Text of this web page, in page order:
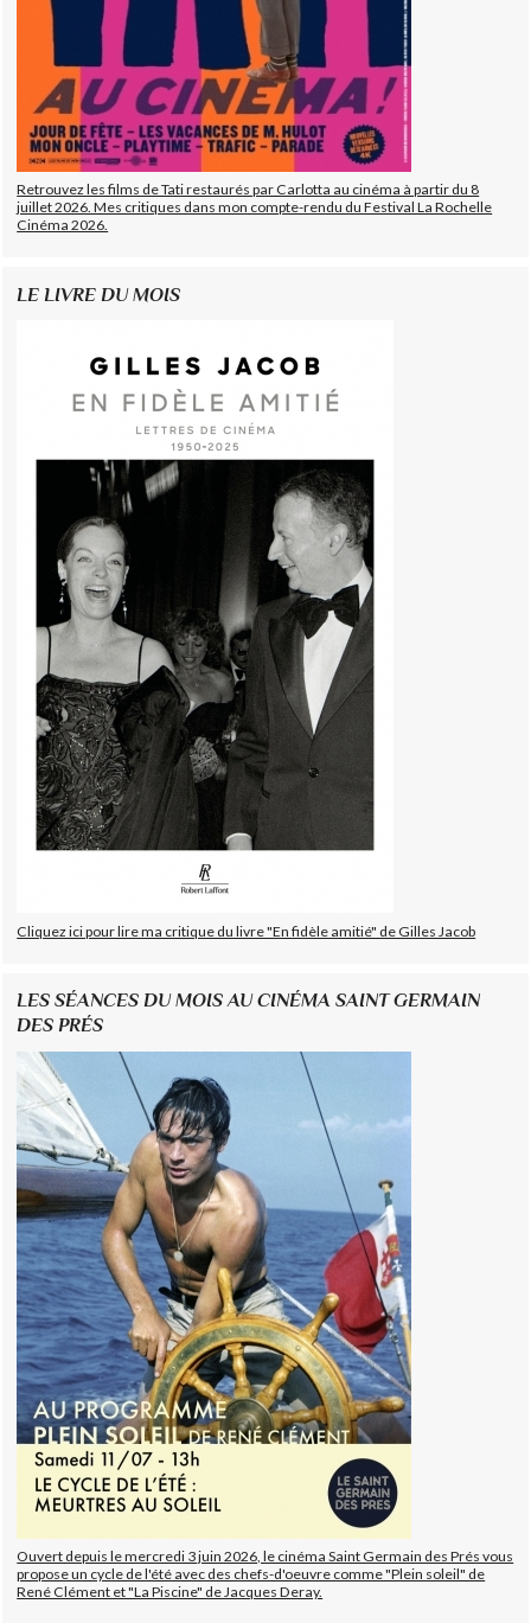
Retrouvez les films de Tati restaurés par Carlotta au cinéma à partir du 8
juillet 2026. Mes critiques dans mon compte-rendu du Festival La Rochelle
Cinéma 2026.
LE LIVRE DU MOIS
Cliquez ici pour lire ma critique du livre "En fidèle amitié" de Gilles Jacob
LES SÉANCES DU MOIS AU CINÉMA SAINT GERMAIN
DES PRÉS
Ouvert depuis le mercredi 3 juin 2026, le cinéma Saint Germain des Prés vous
propose un cycle de l'été avec des chefs-d'oeuvre comme "Plein soleil" de
René Clément et "La Piscine" de Jacques Deray.